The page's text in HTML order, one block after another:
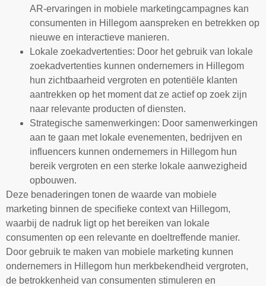
AR-ervaringen in mobiele marketingcampagnes kan
consumenten in Hillegom aanspreken en betrekken op
nieuwe en interactieve manieren.
Lokale zoekadvertenties: Door het gebruik van lokale
zoekadvertenties kunnen ondernemers in Hillegom
hun zichtbaarheid vergroten en potentiële klanten
aantrekken op het moment dat ze actief op zoek zijn
naar relevante producten of diensten.
Strategische samenwerkingen: Door samenwerkingen
aan te gaan met lokale evenementen, bedrijven en
influencers kunnen ondernemers in Hillegom hun
bereik vergroten en een sterke lokale aanwezigheid
opbouwen.
Deze benaderingen tonen de waarde van mobiele
marketing binnen de specifieke context van Hillegom,
waarbij de nadruk ligt op het bereiken van lokale
consumenten op een relevante en doeltreffende manier.
Door gebruik te maken van mobiele marketing kunnen
ondernemers in Hillegom hun merkbekendheid vergroten,
de betrokkenheid van consumenten stimuleren en